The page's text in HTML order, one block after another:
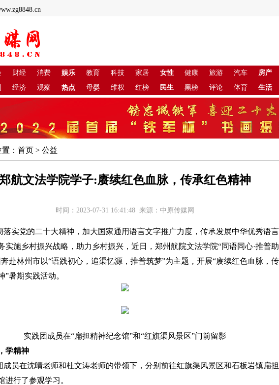
财经 消费 娱乐 教育 科技 家居 女性 健康 旅游 汽车 房产
经济 观察 热点 母婴 维权 红榜 民生 黑榜 评论 体育 生活
： 首页 > 公益
航文法学院学子:赓续红色血脉，传承红色精神
时间：2023-07-31 16:41:48 来源：中原传媒网
实党的二十大精神，加大国家通用语言文字推广力度，传承发展中华优秀语言
实施乡村振兴战略，助力乡村振兴，近日，郑州航院文法学院“同语同心·推普助
赴林州市以“语践初心，追渠忆源，推普筑梦”为主题，开展“赓续红色血脉，传
”暑期实践活动。
实践团成员在“扁担精神纪念馆”和“红旗渠风景区”门前留影
学精神
员在沈晴老师和杜文涛老师的带领下，分别前往红旗渠风景区和石板岩镇扁担
进行了参观学习。